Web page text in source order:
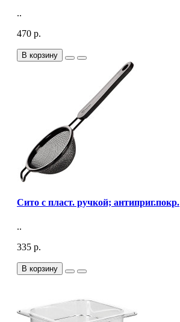
..
470 р.
В корзину
Сито с пласт. ручкой; антиприг.покр.
..
335 р.
В корзину